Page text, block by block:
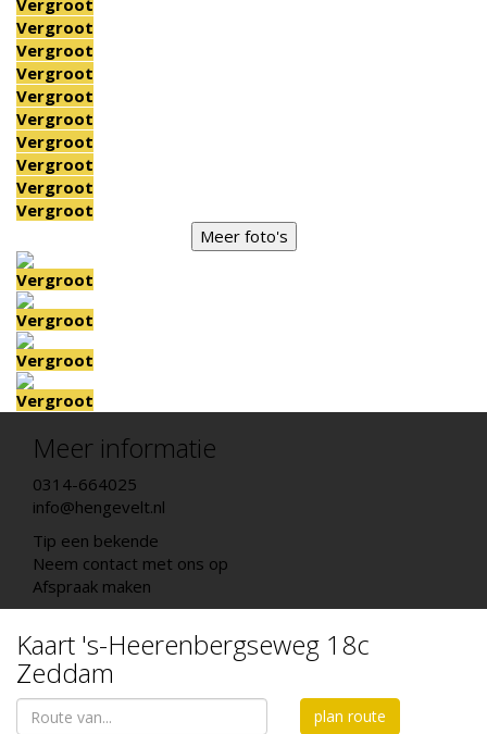
Vergroot
Vergroot
Vergroot
Vergroot
Vergroot
Vergroot
Vergroot
Vergroot
Vergroot
Vergroot
Meer foto's
Vergroot
Vergroot
Vergroot
Vergroot
Meer informatie
0314-664025
info@hengevelt.nl
Tip een bekende
Neem contact met ons op
Afspraak maken
Kaart 's-Heerenbergseweg 18c
Zeddam
plan route